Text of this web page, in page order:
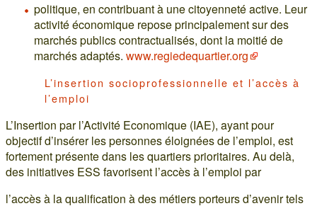
politique, en contribuant à une citoyenneté active. Leur
activité économique repose principalement sur des
marchés publics contractualisés, dont la moitié de
marchés adaptés. www.regiedequartier.org
L’insertion socioprofessionnelle et l’accès à
l’emploi
L’Insertion par l’Activité Economique (IAE), ayant pour
objectif d’insérer les personnes éloignées de l’emploi, est
fortement présente dans les quartiers prioritaires. Au delà,
des initiatives ESS favorisent l’accès à l’emploi par
l’accès à la qualification à des métiers porteurs d’avenir tels